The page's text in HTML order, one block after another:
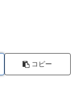
コピー